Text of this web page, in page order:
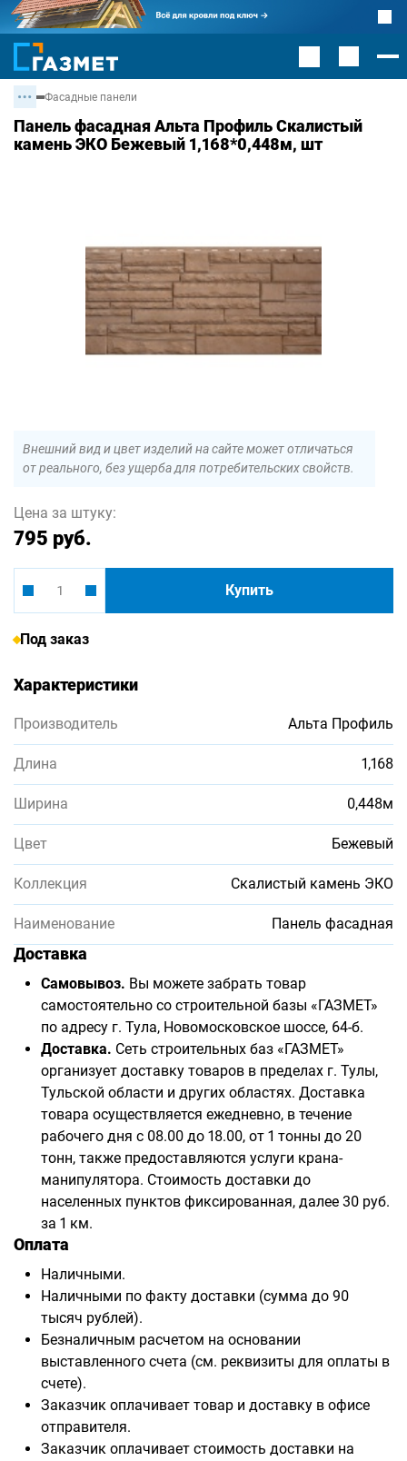
Фасадные панели
Панель фасадная Альта Профиль Скалистый
камень ЭКО Бежевый 1,168*0,448м, шт
Внешний вид и цвет изделий на сайте может отличаться
от реального, без ущерба для потребительских свойств.
Цена за штуку:
795 руб.
Купить
Под заказ
Характеристики
Производитель Альта Профиль
Длина 1,168
Ширина 0,448м
Цвет Бежевый
Коллекция Скалистый камень ЭКО
Наименование Панель фасадная
Доставка
Самовывоз. Вы можете забрать товар
самостоятельно со строительной базы «ГАЗМЕТ»
по адресу г. Тула, Новомосковское шоссе, 64-б.
Доставка. Сеть строительных баз «ГАЗМЕТ»
организует доставку товаров в пределах г. Тулы,
Тульской области и других областях. Доставка
товара осуществляется ежедневно, в течение
рабочего дня с 08.00 до 18.00, от 1 тонны до 20
тонн, также предоставляются услуги крана-
манипулятора. Стоимость доставки до
населенных пунктов фиксированная, далее 30 руб.
за 1 км.
Оплата
Наличными.
Наличными по факту доставки (сумма до 90
тысяч рублей).
Безналичным расчетом на основании
выставленного счета (см. реквизиты для оплаты в
счете).
Заказчик оплачивает товар и доставку в офисе
отправителя.
Заказчик оплачивает стоимость доставки на